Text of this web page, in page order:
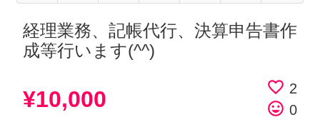
経理業務、記帳代行、決算申告書作
成等行います(^^)
¥10,000 favorite_border 2
tag_faces 0